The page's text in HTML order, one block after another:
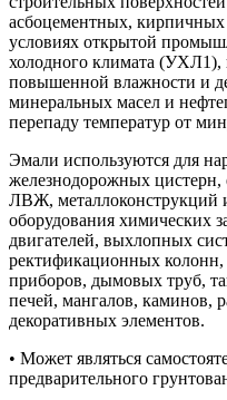
асбоцементных,
условиях открытой
холодного климата (УХЛ1),
повышенной влажности и
минеральных масел и
перепаду температур от
Эмали используются для
железнодорожных цистерн,
ЛВЖ, металлоконструкций
оборудования химических
двигателей, выхлопных
ректификационных
приборов, дымовых труб,
печей, мангалов, каминов,
декоративных элементов.
• Может являться
предварительного